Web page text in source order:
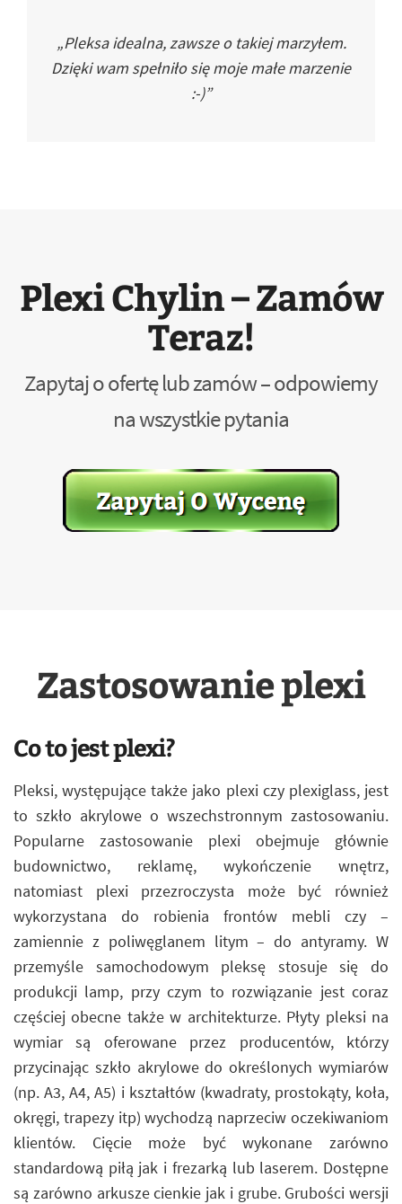
„Pleksa idealna, zawsze o takiej marzyłem.
Dzięki wam spełniło się moje małe marzenie
:-)”
Plexi Chylin – Zamów
Teraz!
Zapytaj o ofertę lub zamów – odpowiemy
na wszystkie pytania
Zastosowanie plexi
Co to jest plexi?
Pleksi, występujące także jako plexi czy plexiglass, jest
to szkło akrylowe o wszechstronnym zastosowaniu.
Popularne zastosowanie plexi obejmuje głównie
budownictwo, reklamę, wykończenie wnętrz,
natomiast plexi przezroczysta może być również
wykorzystana do robienia frontów mebli czy –
zamiennie z poliwęglanem litym – do antyramy. W
przemyśle samochodowym pleksę stosuje się do
produkcji lamp, przy czym to rozwiązanie jest coraz
częściej obecne także w architekturze. Płyty pleksi na
wymiar są oferowane przez producentów, którzy
przycinając szkło akrylowe do określonych wymiarów
(np. A3, A4, A5) i kształtów (kwadraty, prostokąty, koła,
okręgi, trapezy itp) wychodzą naprzeciw oczekiwaniom
klientów. Cięcie może być wykonane zarówno
standardową piłą jak i frezarką lub laserem. Dostępne
są zarówno arkusze cienkie jak i grube. Grubości wersji